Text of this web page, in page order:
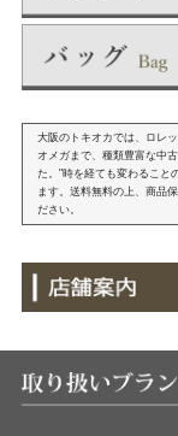
大阪のトキオカでは、ロレ
オメガまで、種類豊富な中
た。"時を経ても変わること
ます。送料無料の上、商品
ださい。